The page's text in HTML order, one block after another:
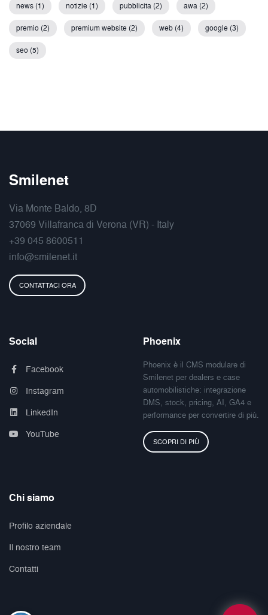
news (1) notizie (1) pubblicita (2) awa (2)
premio (2) premium website (2) web (4) google (3)
seo (5)
Smilenet
Via Monte Baldo, 8D
37069 Villafranca di Verona (VR) - Italy
+39 045 8600511
info@smilenet.it
CONTATTACI ORA
Social
Facebook
Instagram
LinkedIn
YouTube
Phoenix
Phoenix è il CMS modulare di
Smilenet per dealers e case
automobilistiche: integrazione
DMS, stock, pricing, AI, GA4 e
performance per convertire di più.
SCOPRI DI PIÙ
Chi siamo
Profilo aziendale
Il nostro team
Contatti